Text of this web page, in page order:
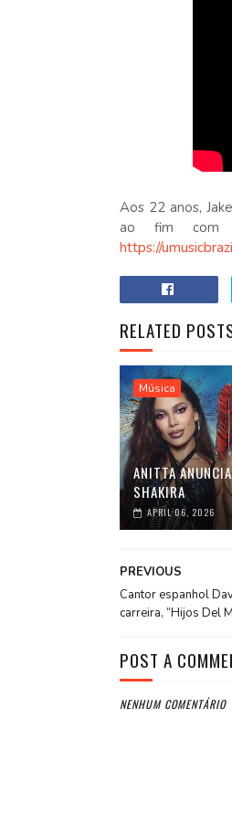
Aos 22 anos,
ao fim com
https://
RELATED
Música
ANITTA
SHAKIRA
APRIL 06, 2026
PREVIOUS
Cantor espanhol
carreira, “Hijos Del
POST A
NENHUM COMENTÁRIO